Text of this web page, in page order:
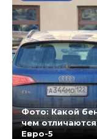
Фото: Какой
чем
Евро-5